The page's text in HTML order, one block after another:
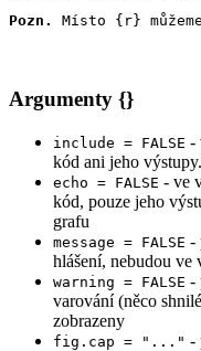
Pozn.
Místo {r}
Argumenty {}
include = FALSE -
kód ani jeho
echo = FALSE - ve
kód, pouze jeho
grafu
message = FALSE -
hlášení, nebudou ve
warning = FALSE -
varování (něco
zobrazeny
fig.cap = "..." -